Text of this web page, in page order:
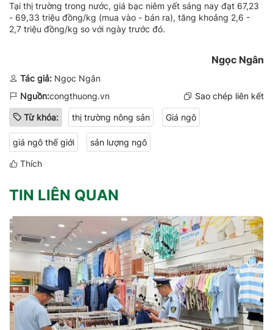
Tại thị trường trong nước, giá bạc niêm yết sáng nay đạt 67,23
- 69,33 triệu đồng/kg (mua vào - bán ra), tăng khoảng 2,6 -
2,7 triệu đồng/kg so với ngày trước đó.
Ngọc Ngân
Tác giả: Ngọc Ngân
Nguồn:congthuong.vn Sao chép liên kết
Từ khóa: thị trường nông sản Giá ngô
giá ngô thế giới sản lượng ngô
Thích
TIN LIÊN QUAN